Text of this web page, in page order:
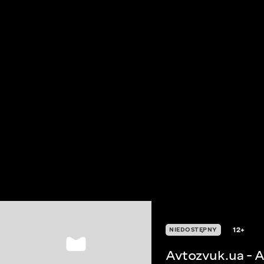
NIEDOSTĘPNY 12+
Avtozvuk.ua -